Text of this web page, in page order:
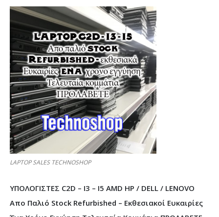
LAPTOP SALES TECHNOSHOP
ΥΠΟΛΟΓΙΣΤΕΣ C2D – I3 – I5 AMD HP / DELL / LENOVO
Απο Παλιό Stock Refurbished – Εκθεσιακοί Ευκαιρίες